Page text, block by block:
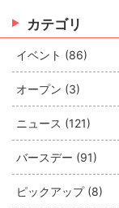
カテゴリ
イベント (86)
オープン (3)
ニュース (121)
バースデー (91)
ピックアップ (8)